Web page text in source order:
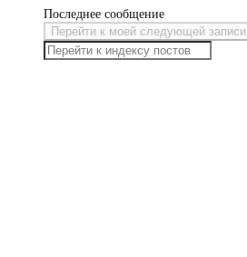
Последнее сообщение
Перейти к моей следующей записи